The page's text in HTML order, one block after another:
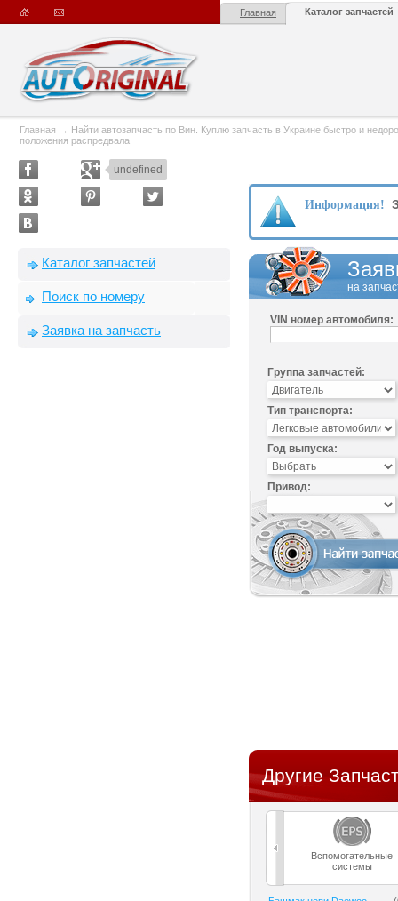
Главная Каталог запчастей
Главная → Найти автозапчасть по Вин. Куплю запчасть в Украине быстро и
положения распредвала
undefined
Каталог запчастей
Поиск по номеру
Заявка на запчасть
Информация!
на
VIN номер автомобиля:
Группа запчастей:
Тип транспорта:
Год выпуска:
Привод:
Другие
Вспомогательные
системы